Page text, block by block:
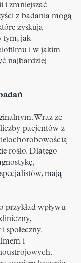
i zmniejszać
z badania mogą
zyskują
tym, jak
i w jakim
najbardziej
Wraz ze
liczby pacjentów z
rosło. Dlatego
mają
przykład wpływu
społeczny.
i